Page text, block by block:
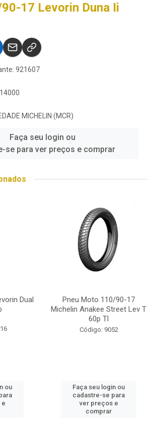
17 Levorin Duna Ii
921607
MICHELIN (MCR)
Faça seu login ou
se para ver preços e comprar
Dual
ou
e
Pneu Moto 110/90-17
Michelin Anakee Street Lev T
60p Tl
Código: 9052
Faça seu login ou
cadastre-se para
ver preços e
comprar